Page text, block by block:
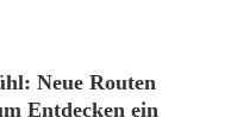
Neue Routen
Entdecken ein